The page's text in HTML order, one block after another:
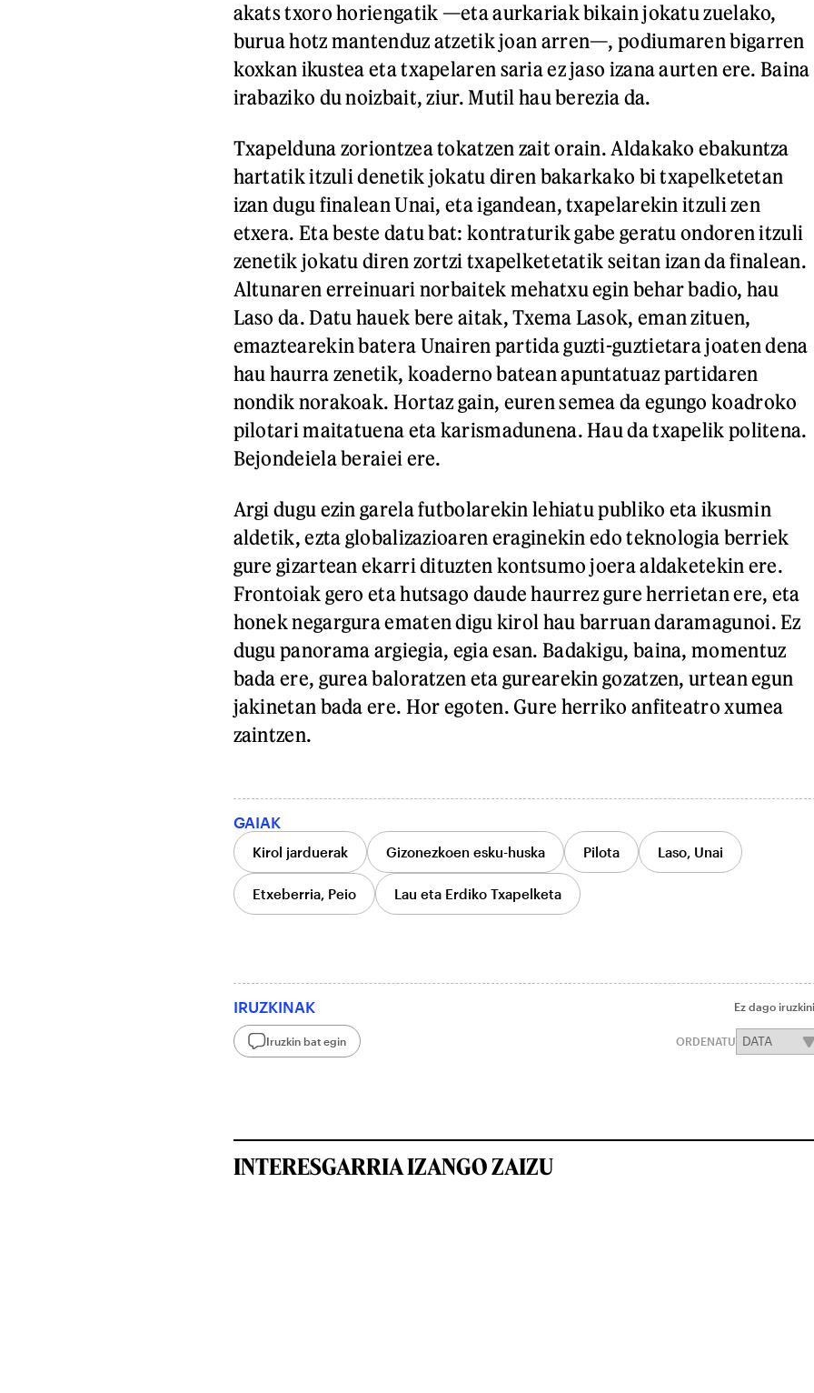
akats txoro horiengatik —eta aurkariak bikain jokatu zuelako,
burua hotz mantenduz atzetik joan arren—, podiumaren bigarren
koxkan ikustea eta txapelaren saria ez jaso izana aurten ere. Baina
irabaziko du noizbait, ziur. Mutil hau berezia da.
Txapelduna zoriontzea tokatzen zait orain. Aldakako ebakuntza
hartatik itzuli denetik jokatu diren bakarkako bi txapelketetan
izan dugu finalean Unai, eta igandean, txapelarekin itzuli zen
etxera. Eta beste datu bat: kontraturik gabe geratu ondoren itzuli
zenetik jokatu diren zortzi txapelketetatik seitan izan da finalean.
Altunaren erreinuari norbaitek mehatxu egin behar badio, hau
Laso da. Datu hauek bere aitak, Txema Lasok, eman zituen,
emaztearekin batera Unairen partida guzti-guztietara joaten dena
hau haurra zenetik, koaderno batean apuntatuaz partidaren
nondik norakoak. Hortaz gain, euren semea da egungo koadroko
pilotari maitatuena eta karismadunena. Hau da txapelik politena.
Bejondeiela beraiei ere.
Argi dugu ezin garela futbolarekin lehiatu publiko eta ikusmin
aldetik, ezta globalizazioaren eraginekin edo teknologia berriek
gure gizartean ekarri dituzten kontsumo joera aldaketekin ere.
Frontoiak gero eta hutsago daude haurrez gure herrietan ere, eta
honek negargura ematen digu kirol hau barruan daramagunoi. Ez
dugu panorama argiegia, egia esan. Badakigu, baina, momentuz
bada ere, gurea baloratzen eta gurearekin gozatzen, urtean egun
jakinetan bada ere. Hor egoten. Gure herriko anfiteatro xumea
zaintzen.
GAIAK
Kirol jarduerak Gizonezkoen esku-huska Pilota Laso, Unai
Etxeberria, Peio Lau eta Erdiko Txapelketa
IRUZKINAK Ez dago
Iruzkin bat egin ORDENATU
INTERESGARRIA IZANGO ZAIZU